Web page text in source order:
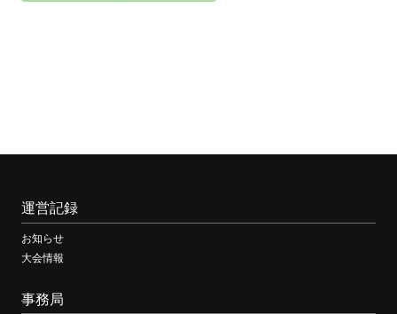
運営記録
お知らせ
大会情報
事務局